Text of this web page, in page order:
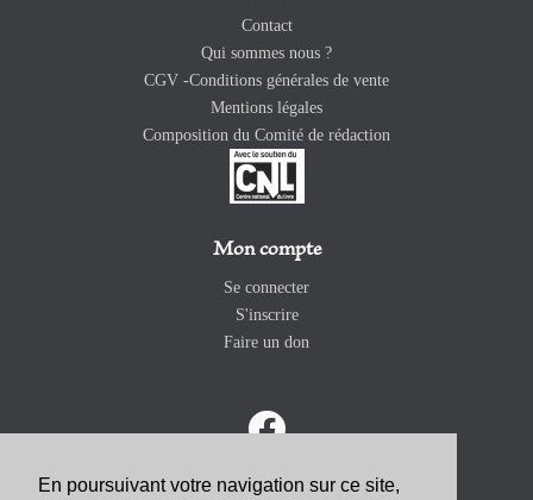
En poursuivant votre navigation sur ce site,
Contact
Qui sommes nous ?
CGV -Conditions générales de vente
Mentions légales
Composition du Comité de rédaction
Mon compte
Se connecter
S'inscrire
Faire un don